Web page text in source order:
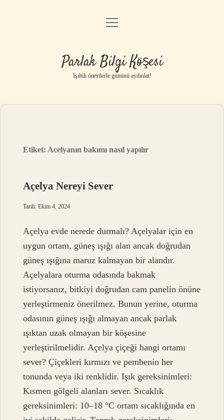
Anasayfa
Yasal Uyarı
menüyü
Parlak Bilgi Köşesi
Işıltılı önerilerle gününü aydınlat!
Etiket: Acelyanın bakımı nasıl yapılır
Açelya Nereyi Sever
Tarih: Ekim 4, 2024
Açelya evde nerede durmalı? Açelyalar için en
uygun ortam, güneş ışığı alan ancak doğrudan
güneş ışığına maruz kalmayan bir alandır.
Açelyalara oturma odasında bakmak
istiyorsanız, bitkiyi doğrudan cam panelin önüne
yerleştirmeniz önerilmez. Bunun yerine, oturma
odasının güneş ışığı almayan ancak parlak
ışıktan uzak olmayan bir köşesine
yerleştirilmelidir. Açelya çiçeği hangi ortamı
sever? Çiçekleri kırmızı ve pembenin her
tonunda veya iki renklidir. Işık gereksinimleri:
Kısmen gölgeli alanları sever. Sıcaklık
gereksinimleri: 10–18 °C ortam sıcaklığında en